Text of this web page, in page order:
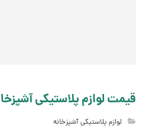
قیمت لوازم پلاستیکی
لوازم پلاستیکی آشپزخانه